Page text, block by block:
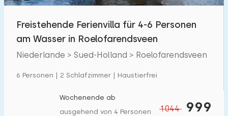
Freistehende Ferienvilla für 4-6 Personen
am Wasser in Roelofarendsveen
Niederlande > Sued-Holland > Roelofarendsveen
6 Personen | 2 Schlafzimmer | Haustierfrei
1044 999
Wochenende ab
ausgehend von 4 Personen